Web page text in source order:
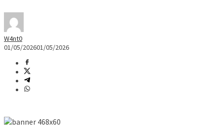
W4nt0
01/05/202601/05/2026